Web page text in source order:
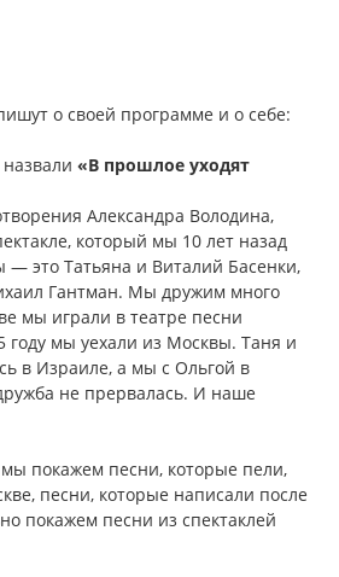
о своей программе и о себе:
«В прошлое уходят
Александра Володина,
который мы 10 лет назад
это Татьяна и Виталий Басенки,
Гантман. Мы дружим много
мы играли в театре песни
году мы уехали из Москвы. Таня и
в Израиле, а мы с Ольгой в
не прервалась. И наше
покажем песни, которые пели,
песни, которые написали после
покажем песни из спектаклей